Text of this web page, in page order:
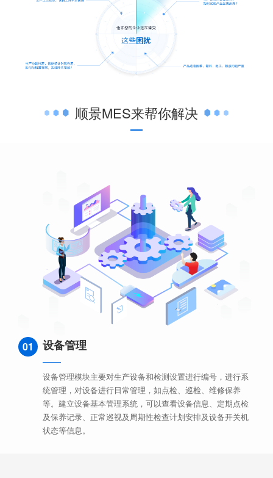
顺景MES来帮你解决
01 设备管理
设备管理模块主要对生产设备和检测设置进行编号，进行系
统管理，对设备进行日常管理，如点检、巡检、维修保养
等。建立设备基本管理系统，可以查看设备信息、定期点检
及保养记录、正常巡视及周期性检查计划安排及设备开关机
状态等信息。